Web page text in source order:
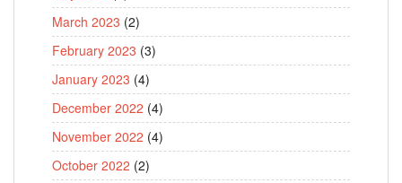
March 2023 (2)
February 2023 (3)
January 2023 (4)
December 2022 (4)
November 2022 (4)
October 2022 (2)